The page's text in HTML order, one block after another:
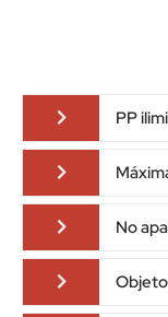
PP
No